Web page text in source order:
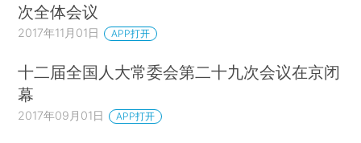
次全体会议
2017年11月01日 APP打开
十二届全国人大常委会第二十九次会议在京闭
幕
2017年09月01日 APP打开